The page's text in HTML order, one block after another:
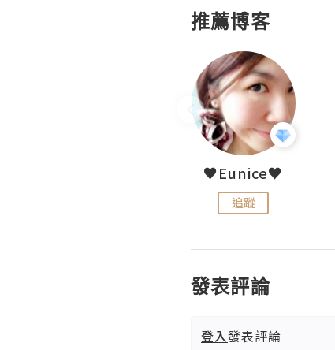
推薦博客
♥Eunice♥
追蹤
發表評論
登入發表評論